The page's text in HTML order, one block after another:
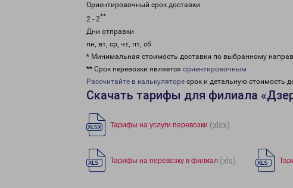
Ориентировочный срок доставки
2 - 2**
Дни отправки
пн, вт, ср, чт, пт, сб
* Минимальная стоимость доставки по выбранному
** Срок перевозки является ориентировочным
Рассчитайте в калькуляторе срок и детальную стоимость
Скачать тарифы для филиала
Тарифы на услуги перевозки (xlsx)
Тарифы на перевозку в филиал (xls)